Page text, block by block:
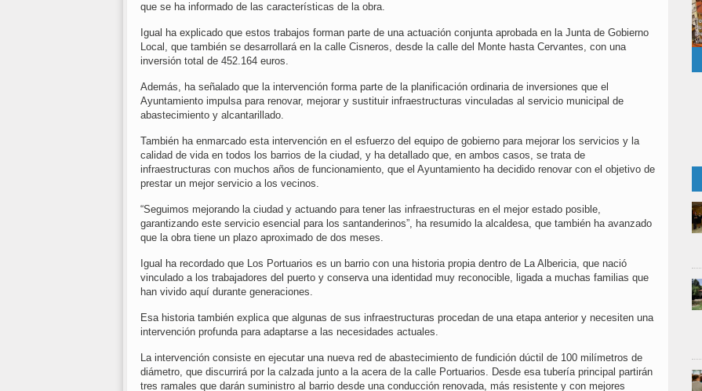
que se ha informado de las características de la obra.
Igual ha explicado que estos trabajos forman parte de una actuación conjunta aprobada en la Junta de Gobierno
Local, que también se desarrollará en la calle Cisneros, desde la calle del Monte hasta Cervantes, con una
inversión total de 452.164 euros.
Además, ha señalado que la intervención forma parte de la planificación ordinaria de inversiones que el
Ayuntamiento impulsa para renovar, mejorar y sustituir infraestructuras vinculadas al servicio municipal de
abastecimiento y alcantarillado.
También ha enmarcado esta intervención en el esfuerzo del equipo de gobierno para mejorar los servicios y la
calidad de vida en todos los barrios de la ciudad, y ha detallado que, en ambos casos, se trata de
infraestructuras con muchos años de funcionamiento, que el Ayuntamiento ha decidido renovar con el objetivo de
prestar un mejor servicio a los vecinos.
“Seguimos mejorando la ciudad y actuando para tener las infraestructuras en el mejor estado posible,
garantizando este servicio esencial para los santanderinos”, ha resumido la alcaldesa, que también ha avanzado
que la obra tiene un plazo aproximado de dos meses.
Igual ha recordado que Los Portuarios es un barrio con una historia propia dentro de La Albericia, que nació
vinculado a los trabajadores del puerto y conserva una identidad muy reconocible, ligada a muchas familias que
han vivido aquí durante generaciones.
Esa historia también explica que algunas de sus infraestructuras procedan de una etapa anterior y necesiten una
intervención profunda para adaptarse a las necesidades actuales.
La intervención consiste en ejecutar una nueva red de abastecimiento de fundición dúctil de 100 milímetros de
diámetro, que discurrirá por la calzada junto a la acera de la calle Portuarios. Desde esa tubería principal partirán
tres ramales que darán suministro al barrio desde una conducción renovada, más resistente y con mejores